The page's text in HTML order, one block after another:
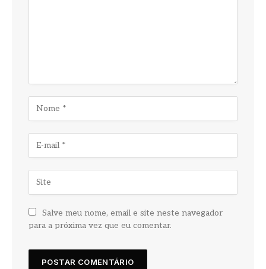
Salve meu nome, email e site neste navegador
para a próxima vez que eu comentar.